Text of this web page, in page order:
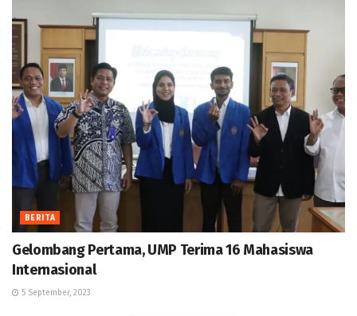
BERITA
Gelombang Pertama, UMP Terima 16 Mahasiswa
Internasional
5 September, 2023